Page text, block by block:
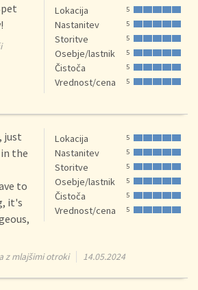
Lokacija 5
Nastanitev 5
Storitve 5
Osebje/lastnik 5
Čistoča 5
Vrednost/cena 5
Lokacija 5
Nastanitev 5
Storitve 5
Osebje/lastnik 5
Čistoča 5
Vrednost/cena 5
just
the
to
it's
z mlajšimi otroki 14.05.2024